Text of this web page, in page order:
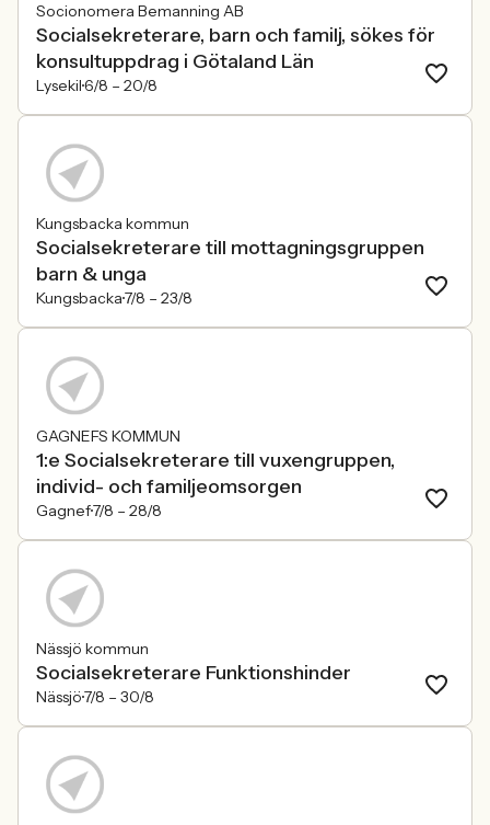
Socionomera Bemanning AB
Socialsekreterare, barn och familj, sökes för
konsultuppdrag i Götaland Län
Lysekil6/8 – 20/8
Kungsbacka kommun
Socialsekreterare till mottagningsgruppen
barn & unga
Kungsbacka7/8 – 23/8
GAGNEFS KOMMUN
1:e Socialsekreterare till vuxengruppen,
individ- och familjeomsorgen
Gagnef7/8 – 28/8
Nässjö kommun
Socialsekreterare Funktionshinder
Nässjö7/8 – 30/8